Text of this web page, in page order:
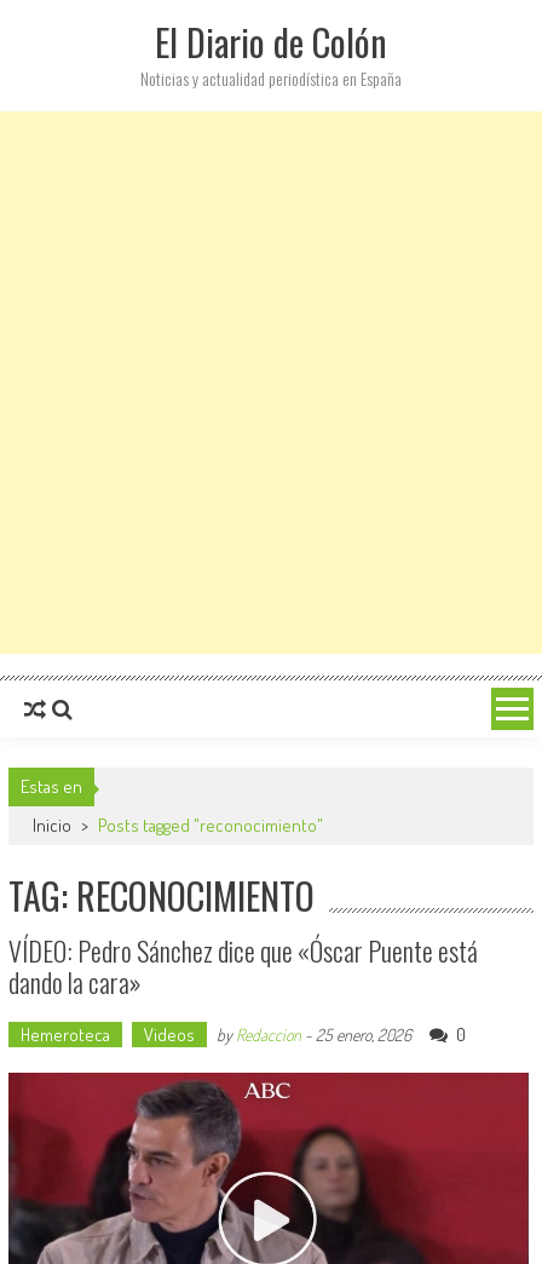
El Diario de Colón
Noticias y actualidad periodística en España
Estas en
Inicio > Posts tagged "reconocimiento"
TAG: RECONOCIMIENTO
VÍDEO: Pedro Sánchez dice que «Óscar Puente está
dando la cara»
Hemeroteca Videos byRedaccion- 25 enero, 2026 0